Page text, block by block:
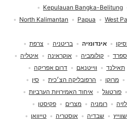
אינדונזיה בריטניה
צרפת
ספרד קולומביה אוקראינה
איטליה
תאילנד ווייטנאם
דרום אפריקה
מרוקו הרפובליקה הצ׳כית
סין
פורטוגל
איחוד האמירויות הערביות
רומניה מצרים
פקיסטן
שווייץ שבדיה אוסטריה
טייוואן
Kepulauan Bangka-Belitung
West
Papua
North Kalimantan